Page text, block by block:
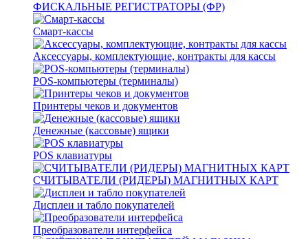
ФИСКАЛЬНЫЕ РЕГИСТРАТОРЫ (ФР)
Смарт-кассы
Аксессуары, комплектующие, контракты для кассы
POS-компьютеры (терминалы)
Принтеры чеков и документов
Денежные (кассовые) ящики
POS клавиатуры
СЧИТЫВАТЕЛИ (РИДЕРЫ) МАГНИТНЫХ КАРТ
Дисплеи и табло покупателей
Преобразователи интерфейса